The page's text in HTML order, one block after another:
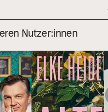
Nutzer:innen